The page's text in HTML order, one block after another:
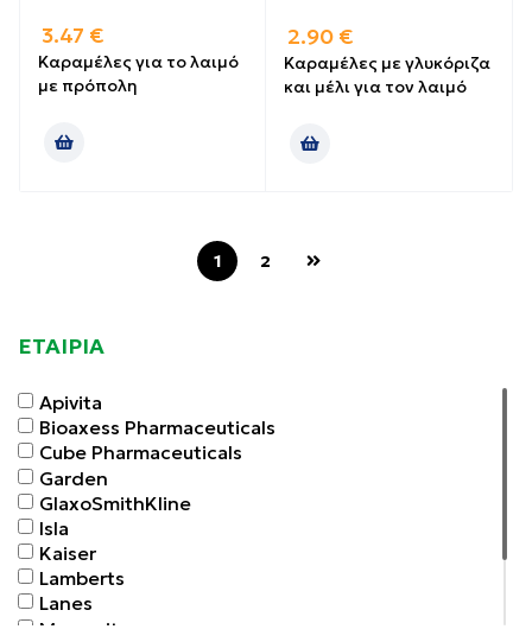
ΕΤΑΙΡΙΑ
Apivita
Bioaxess Pharmaceuticals
Cube Pharmaceuticals
Garden
GlaxoSmithKline
Isla
Kaiser
Lamberts
Lanes
Macrovita
3.47 €
Καραμέλες για το λαιμό
με πρόπολη
2.90 €
Καραμέλες με γλυκόριζα
και μέλι για τον λαιμό
1 2